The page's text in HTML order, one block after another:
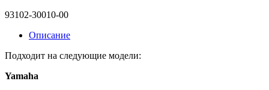
93102-30010-00
Описание
Подходит на следующие модели:
Yamaha